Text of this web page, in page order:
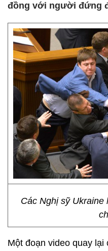
đồng với người đứng
Các Nghị sỹ Ukraine
Một đoạn video quay